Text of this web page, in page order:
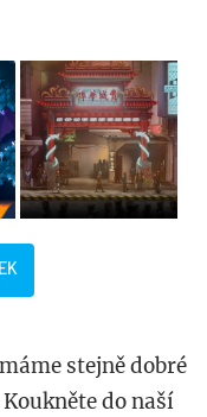
stejně dobré
do naší